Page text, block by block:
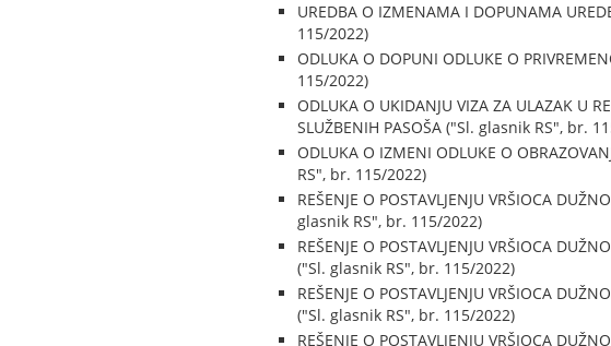
UREDBA O IZMENAMA I DOPUNAMA
115/2022)
ODLUKA O DOPUNI ODLUKE O
115/2022)
ODLUKA O UKIDANJU VIZA ZA ULAZAK U
SLUŽBENIH PASOŠA ("Sl. glasnik RS", br.
ODLUKA O IZMENI ODLUKE O
RS", br. 115/2022)
REŠENJE O POSTAVLJENJU VRŠIOCA
glasnik RS", br. 115/2022)
REŠENJE O POSTAVLJENJU VRŠIOCA
("Sl. glasnik RS", br. 115/2022)
REŠENJE O POSTAVLJENJU VRŠIOCA
("Sl. glasnik RS", br. 115/2022)
REŠENJE O POSTAVLJENJU VRŠIOCA